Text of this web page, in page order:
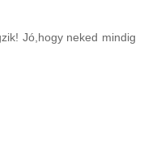
Jó,hogy neked mindig